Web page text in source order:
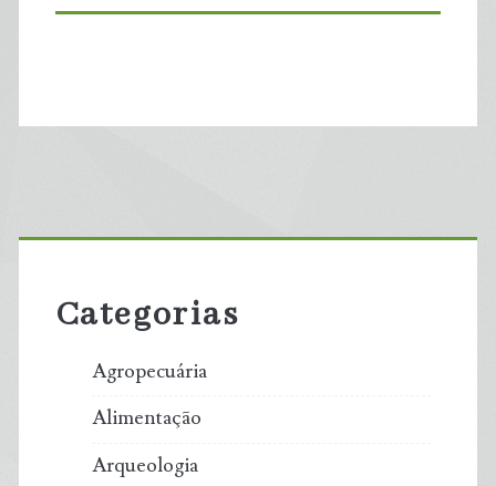
Primary
Sidebar
Categorias
Agropecuária
Alimentação
Arqueologia